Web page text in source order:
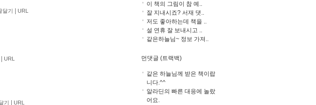
달기 | URL
| URL
기 | URL
이 책의 그림이 참 예..
잘 지내시죠? 서재 댓..
저도 좋아하는데 책을 ..
설 연휴 잘 보내시고 ..
같은하늘님~ 정보 가져..
먼댓글 (트랙백)
같은 하늘님께 받은 책이랍
니다.^^
알라딘의 빠른 대응에 놀랐
어요.